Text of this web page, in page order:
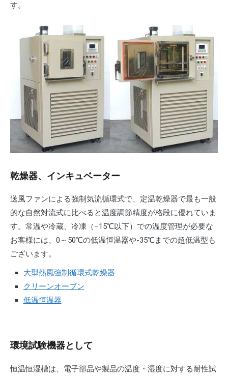
す。
乾燥器、インキュベーター
送風ファンによる強制気流循環式で、定温乾燥器で最も一般
的な自然対流式に比べると温度調節精度が格段に優れていま
す。常温や冷蔵、冷凍（−15℃以下）での温度管理が必要な
お客様には、0～50℃の低温恒温器や-35℃までの超低温型も
ございます。
大型熱風強制循環式乾燥器
クリーンオーブン
低温恒温器
環境試験機器として
恒温恒湿槽は、電子部品や製品の温度・湿度に対する耐性試